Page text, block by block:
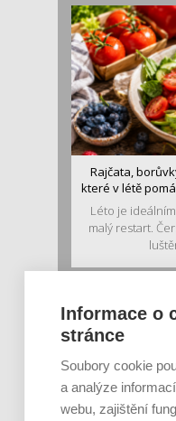
Rajčata,
které v létě
Léto je
malý restart.
Informace o
stránce
Soubory cookie
a analýze
webu, zajištění